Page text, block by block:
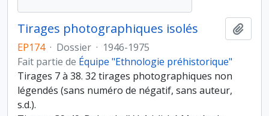
Tirages photographiques isolés
EP174 · Dossier · 1946-1975
Fait partie de Équipe "Ethnologie préhistorique"
Tirages 7 à 38. 32 tirages photographiques non
légendés (sans numéro de négatif, sans auteur,
s.d.).